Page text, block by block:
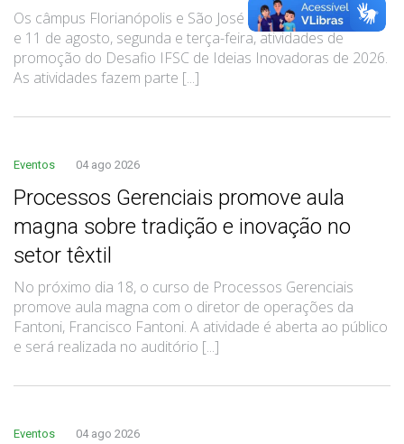
Os câmpus Florianópolis e São José recebem nos dias 10
e 11 de agosto, segunda e terça-feira, atividades de
promoção do Desafio IFSC de Ideias Inovadoras de 2026.
As atividades fazem parte [...]
Eventos 04 ago 2026
Processos Gerenciais promove aula
magna sobre tradição e inovação no
setor têxtil
No próximo dia 18, o curso de Processos Gerenciais
promove aula magna com o diretor de operações da
Fantoni, Francisco Fantoni. A atividade é aberta ao público
e será realizada no auditório [...]
Eventos 04 ago 2026